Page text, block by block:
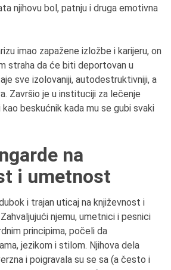
njihovu bol, patnju i druga emotivna
imao zapažene izložbe i karijeru, on
straha da će biti deportovan u
sve izolovaniji, autodestruktivniji, a
Završio je u instituciji za lečenje
beskućnik kada mu se gubi svaki
na
i umetnost
i trajan uticaj na književnost i
njemu, umetnici i pesnici
principima, počeli da
jezikom i stilom. Njihova dela
i poigravala su se sa (a često i